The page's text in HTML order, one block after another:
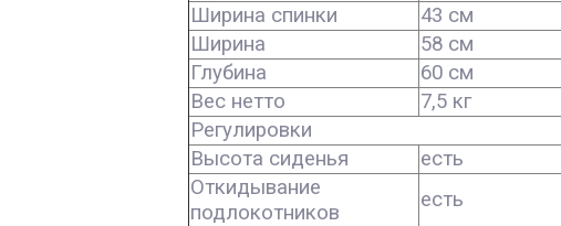
Ширина спинки
43 см
Ширина
58 см
Глубина
60 см
Вес нетто
7,5 кг
Регулировки
Высота сиденья
есть
Откидывание
подлокотников
есть